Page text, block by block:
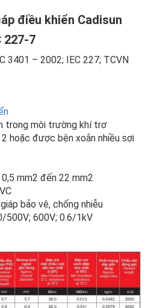
điều khiển Cadisun
227-7
3401 – 2002; IEC 227; TCVN
trong môi trường khí trơ
hoặc được bện xoắn nhiều sợi
mm2 đến 22 mm2
bảo vệ, chống nhiễu
500V; 600V; 0.6/1kV